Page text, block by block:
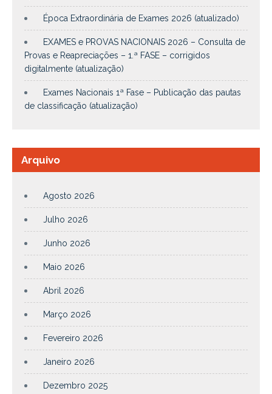
Época Extraordinária de Exames 2026 (atualizado)
EXAMES e PROVAS NACIONAIS 2026 – Consulta de
Provas e Reapreciações – 1.ª FASE – corrigidos
digitalmente (atualização)
Exames Nacionais 1ª Fase – Publicação das pautas
de classificação (atualização)
Arquivo
Agosto 2026
Julho 2026
Junho 2026
Maio 2026
Abril 2026
Março 2026
Fevereiro 2026
Janeiro 2026
Dezembro 2025